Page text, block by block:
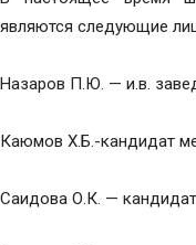
являются следующие
Назаров П.Ю. — и.в.
Каюмов Х.Б.-кандидат
Саидова О.К. — кандидат